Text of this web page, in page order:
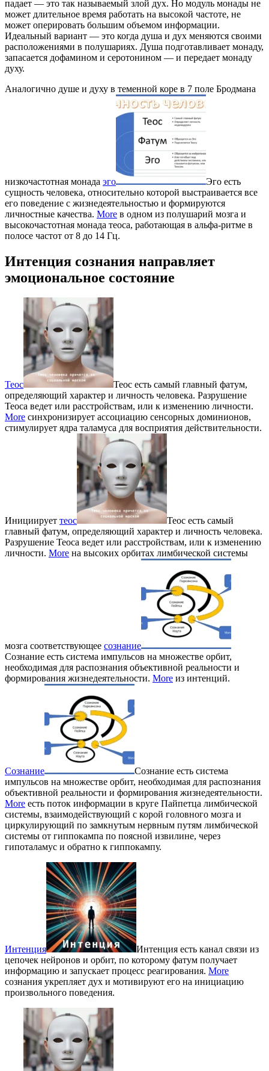
падает — это так называемый злой дух. Но модуль монады не
может длительное время работать на высокой частоте, не
может оперировать большим объемом информации.
Идеальный вариант — это когда душа и дух меняются своими
расположениями в полушариях. Душа подготавливает монаду,
запасается дофамином и серотонином — и передает монаду
духу.
Аналогично душе и духу в теменной коре в 7 поле Бродмана
низкочастотная монада эго
Эго есть
сущность человека, относительно которой выстраивается все
его поведение с жизнедеятельностью и формируются
личностные качества. More в одном из полушарий мозга и
высокочастотная монада теоса, работающая в альфа-ритме в
полосе частот от 8 до 14 Гц.
Интенция сознания направляет
эмоциональное состояние
Теос
Теос есть самый главный фатум,
определяющий характер и личность человека. Разрушение
Теоса ведет или расстройствам, или к изменению личности.
More синхронизирует ассоциацию сенсорных доминионов,
стимулирует ядра таламуса для восприятия действительности.
Инициирует теос
Теос есть самый
главный фатум, определяющий характер и личность человека.
Разрушение Теоса ведет или расстройствам, или к изменению
личности. More на высоких орбитах лимбической системы
мозга соответствующее сознание
Сознание есть система импульсов на множестве орбит,
необходимая для распознания объективной реальности и
формирования жизнедеятельности. More из интенций.
Сознание
Сознание есть система
импульсов на множестве орбит, необходимая для распознания
объективной реальности и формирования жизнедеятельности.
More есть поток информации в круге Пайпетца лимбической
системы, взаимодействующий с корой головного мозга и
циркулирующий по замкнутым нервным путям лимбической
системы от гиппокампа по поясной извилине, через
гипоталамус и обратно к гиппокампу.
Интенция
Интенция есть канал связи из
цепочек нейронов и орбит, по которому фатум получает
информацию и запускает процесс реагирования. More
сознания укрепляет дух и мотивируют его на инициацию
произвольного поведения.